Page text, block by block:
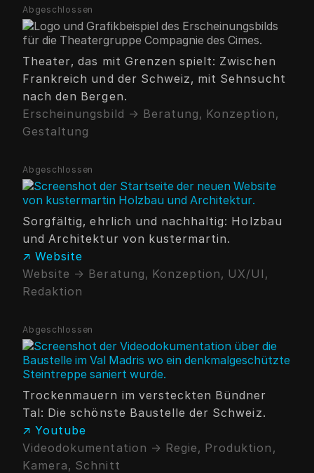
Abgeschlossen
Theater, das mit Grenzen spielt: Zwischen
Frankreich und der Schweiz, mit Sehnsucht
nach den Bergen.
Erscheinungsbild → Beratung, Konzeption,
Gestaltung
Abgeschlossen
Sorgfältig, ehrlich und nachhaltig: Holzbau
und Architektur von kustermartin.
↗ Website
Website → Beratung, Konzeption, UX/UI,
Redaktion
Abgeschlossen
Trockenmauern im versteckten Bündner
Tal: Die schönste Baustelle der Schweiz.
↗ Youtube
Videodokumentation → Regie, Produktion,
Kamera, Schnitt